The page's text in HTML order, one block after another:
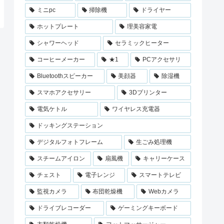
ミニpc 掃除機 ドライヤー
ホットプレート 理美容家電
シャワーヘッド セラミックヒーター
コーヒーメーカー ★1 PCアクセサリ
Bluetoothスピーカー 美顔器 除湿機
スマホアクセサリー 3Dプリンター
電気ケトル ワイヤレス充電器
ドッキングステーション
デジタルフォトフレーム 生ごみ処理機
スチームアイロン 扇風機 キャリーケース
チェスト 電子レンジ スマートテレビ
監視カメラ 布団乾燥機 Webカメラ
ドライブレコーダー ゲーミングキーボード